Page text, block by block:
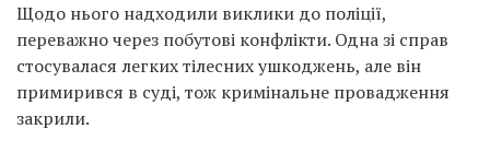
Щодо нього надходили виклики до поліції,
переважно через побутові конфлікти. Одна зі справ
стосувалася легких тілесних ушкоджень, але він
примирився в суді, тож кримінальне провадження
закрили.